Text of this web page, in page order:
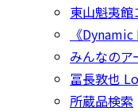
東山魁夷館
《
みんなのア
冨長敦也
所蔵品検索